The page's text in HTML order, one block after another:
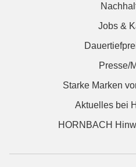
Jobs &
Presse/
Starke Marken
Aktuelles bei
HORNBACH